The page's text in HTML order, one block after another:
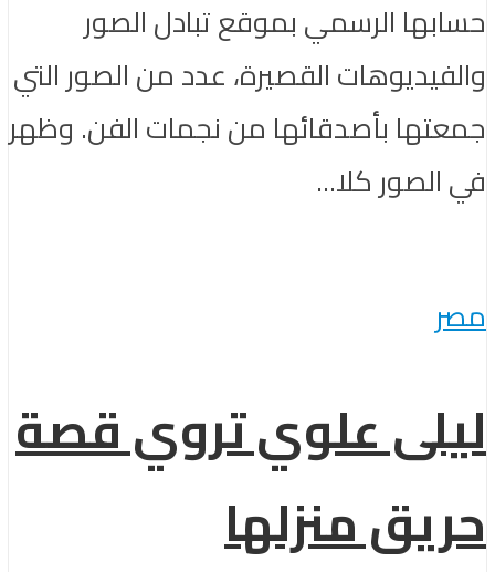
حسابها الرسمي بموقع تبادل الصور
والفيديوهات القصيرة، عدد من الصور التي
جمعتها بأصدقائها من نجمات الفن. وظهر
في الصور كلا...
مصر
ليلى علوي تروي قصة
حريق منزلها